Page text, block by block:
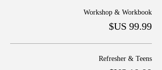
Workshop & Workbook
Refresher & Teens